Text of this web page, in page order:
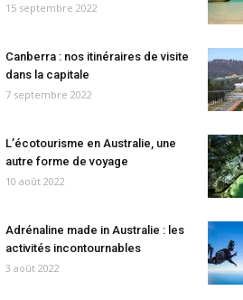
15 septembre 2022
Canberra : nos itinéraires de visite
dans la capitale
7 septembre 2022
L’écotourisme en Australie, une
autre forme de voyage
10 août 2022
Adrénaline made in Australie : les
activités incontournables
3 août 2022